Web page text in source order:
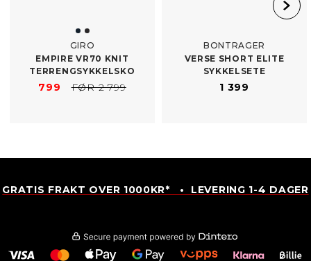
GIRO
EMPIRE VR70 KNIT
TERRENGSYKKELSKO
799 FØR 2 799
BONTRAGER
VERSE SHORT ELITE
SYKKELSETE
1 399
GRATIS FRAKT OVER 1000KR* • LEVERING 1-4 DAGER